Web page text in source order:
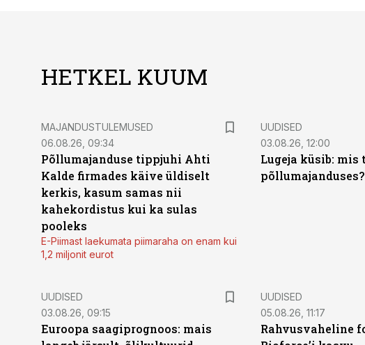
HETKEL KUUM
MAJANDUSTULEMUSED
06.08.26, 09:34
Põllumajanduse tippjuhi Ahti
Kalde firmades käive üldiselt
kerkis, kasum samas nii
kahekordistus kui ka sulas
pooleks
E-Piimast laekumata piimaraha on enam kui
1,2 miljonit eurot
UUDISED
03.08.26, 12:00
Lugeja küsib: mis
põllumajanduses?
UUDISED
03.08.26, 09:15
Euroopa saagiprognoos: mais
UUDISED
05.08.26, 11:17
Rahvusvaheline